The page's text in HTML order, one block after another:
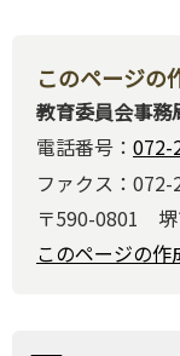
このページの
教育委員会事
電話番号： 072-
ファクス：072-
〒590-0801 堺
このページの作